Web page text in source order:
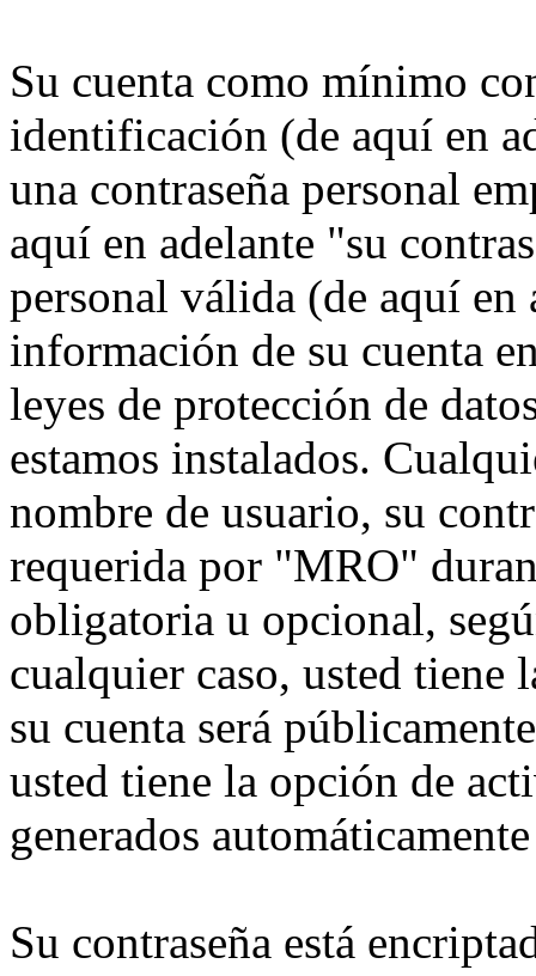
Su cuenta como mínimo
identificación (de aquí en
una contraseña personal
aquí en adelante "su
personal válida (de aquí
información de su cuenta
leyes de protección de
estamos instalados.
nombre de usuario, su
requerida por "MRO"
obligatoria u opcional,
cualquier caso, usted tiene
su cuenta será
usted tiene la opción de
generados
Su contraseña está